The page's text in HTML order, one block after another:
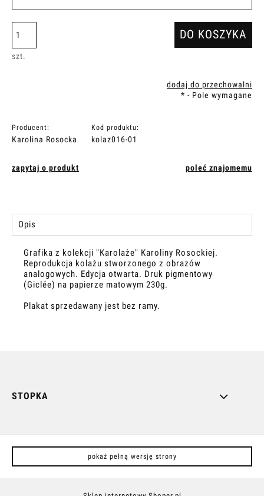
szt.
DO KOSZYKA
dodaj do przechowalni
* - Pole wymagane
Producent:
Karolina Rosocka
Kod produktu:
kolaz016-01
zapytaj o produkt poleć znajomemu
Opis
Grafika z kolekcji "Karolaże" Karoliny Rosockiej.
Reprodukcja kolażu stworzonego z obrazów
analogowych. Edycja otwarta. Druk pigmentowy
(Giclée) na papierze matowym 230g.
Plakat sprzedawany jest bez ramy.
STOPKA
pokaż pełną wersję strony